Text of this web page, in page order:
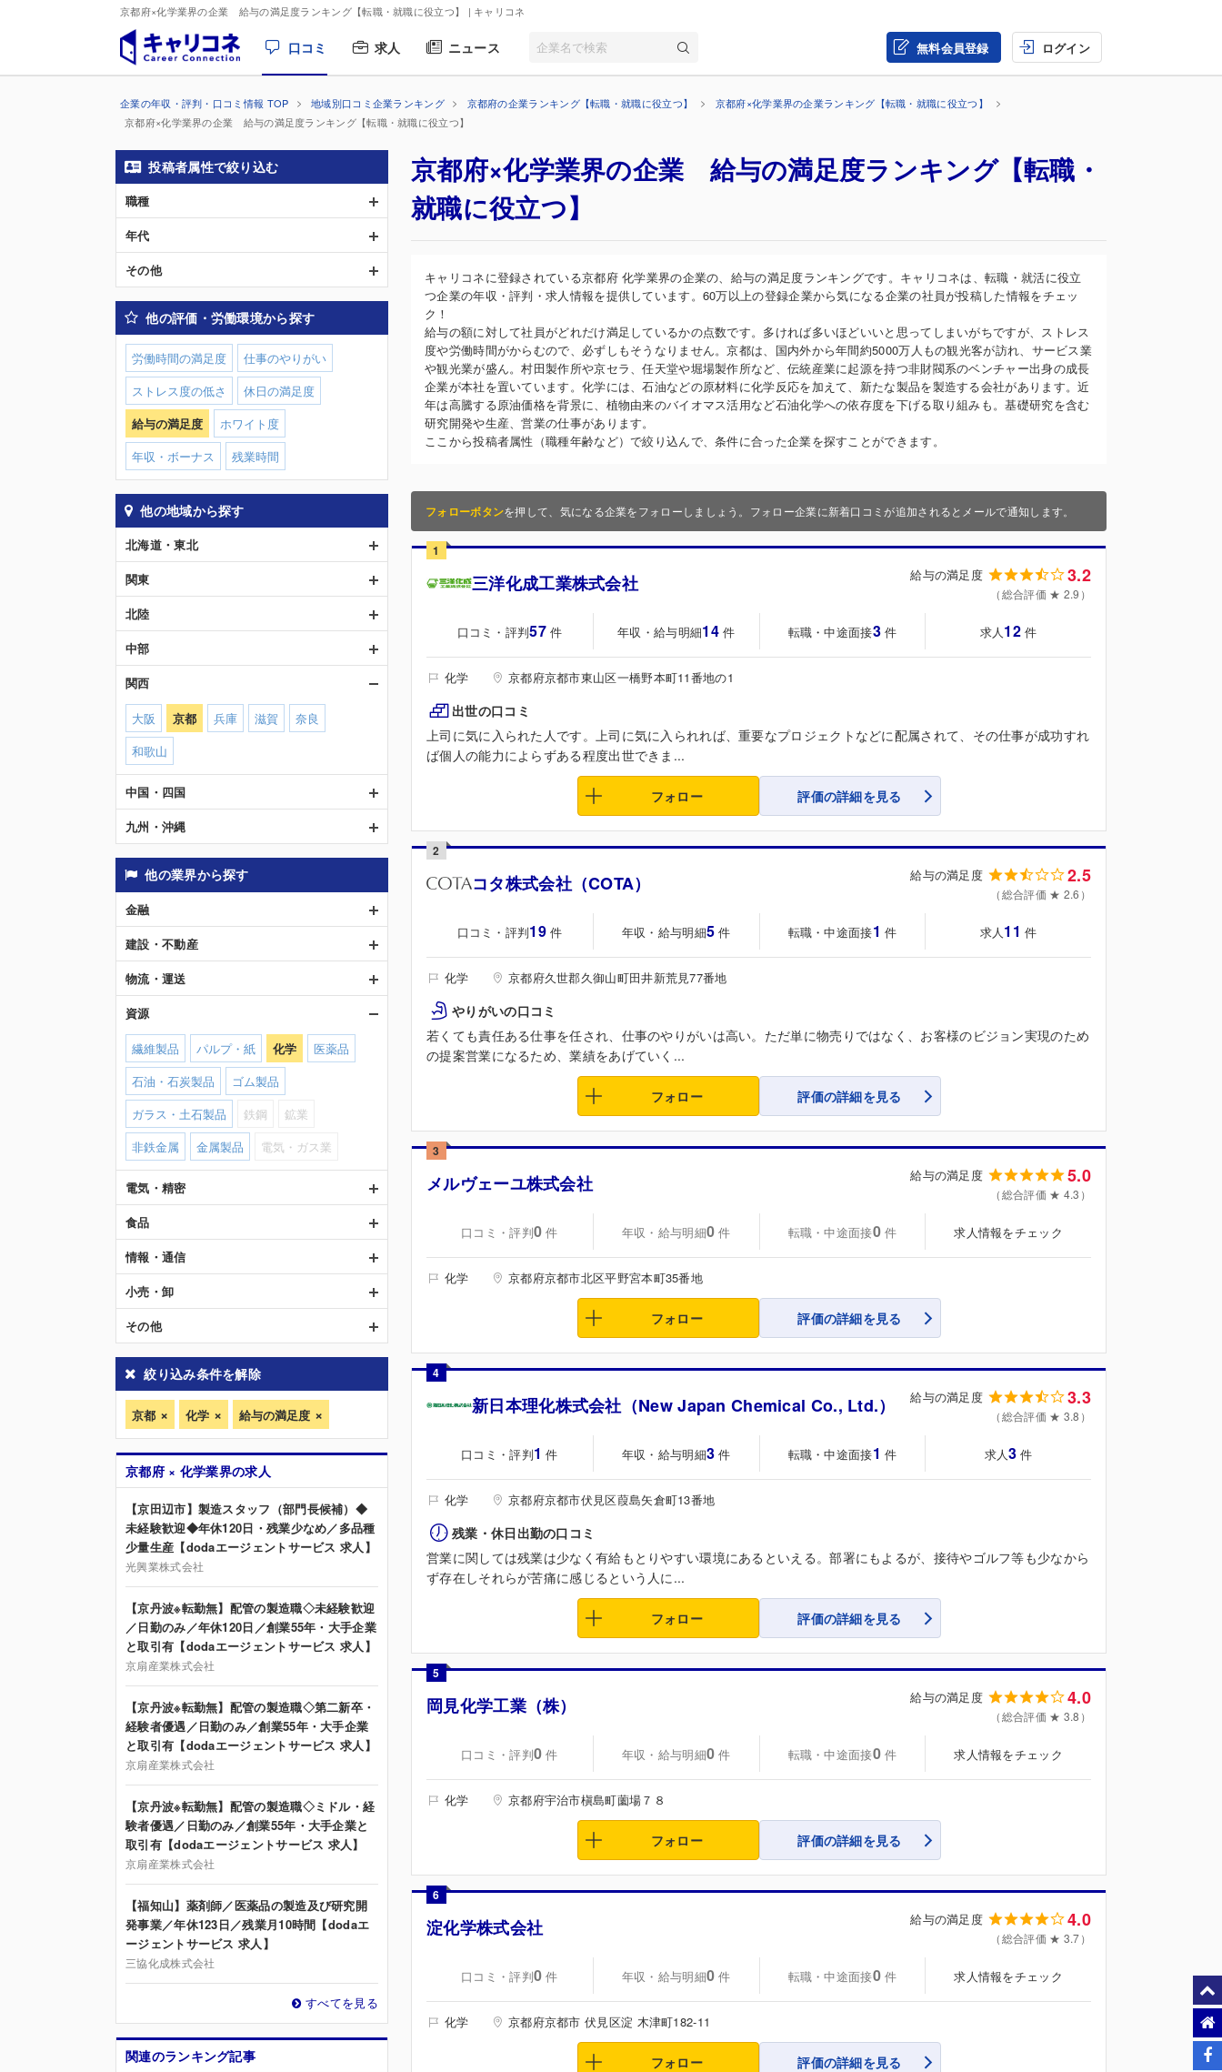
京都府×化学業界の企業 給与の満足度ランキング【転職・就職に役立つ】 | キャリコネ
口コミ 求人 ニュース 無料会員登録 ログイン
企業の年収・評判・口コミ情報 TOP 地域別口コミ企業ランキング 京都府の企業ランキング【転職・就職に役立つ】
京都府×化学業界の企業ランキング【転職・就職に役立つ】
京都府×化学業界の企業 給与の満足度ランキング【転職・就職に役立つ】
京都府×化学業界の企業 給与の満足度ランキング【転職・
就職に役立つ】
キャリコネに登録されている京都府 化学業界の企業の、給与の満足度ランキングです。キャリコネは、転職・就活に役立
つ企業の年収・評判・求人情報を提供しています。60万以上の登録企業から気になる企業の社員が投稿した情報をチェッ
ク！
給与の額に対して社員がどれだけ満足しているかの点数です。多ければ多いほどいいと思ってしまいがちですが、ストレス
度や労働時間がからむので、必ずしもそうなりません。京都は、国内外から年間約5000万人もの観光客が訪れ、サービス業
や観光業が盛ん。村田製作所や京セラ、任天堂や堀場製作所など、伝統産業に起源を持つ非財閥系のベンチャー出身の成長
企業が本社を置いています。化学には、石油などの原材料に化学反応を加えて、新たな製品を製造する会社があります。近
年は高騰する原油価格を背景に、植物由来のバイオマス活用など石油化学への依存度を下げる取り組みも。基礎研究を含む
研究開発や生産、営業の仕事があります。
ここから投稿者属性（職種年齢など）で絞り込んで、条件に合った企業を探すことができます。
フォローボタンを押して、気になる企業をフォローしましょう。フォロー企業に新着口コミが追加されるとメールで通知します。
1
三洋化成工業株式会社 給与の満足度 3.2
（総合評価 ★ 2.9）
口コミ・評判57 件 年収・給与明細14 件 転職・中途面接3 件 求人 12 件
化学 京都府京都市東山区一橋野本町11番地の1
出世の口コミ
上司に気に入られた人です。上司に気に入られれば、重要なプロジェクトなどに配属されて、その仕事が成功すれ
ば個人の能力によらずある程度出世できま...
フォロー 評価の詳細を見る
2
コタ株式会社（COTA） 給与の満足度 2.5
（総合評価 ★ 2.6）
口コミ・評判19 件 年収・給与明細5 件 転職・中途面接1 件 求人 11 件
化学 京都府久世郡久御山町田井新荒見77番地
やりがいの口コミ
若くても責任ある仕事を任され、仕事のやりがいは高い。ただ単に物売りではなく、お客様のビジョン実現のため
の提案営業になるため、業績をあげていく...
フォロー 評価の詳細を見る
3
メルヴェーユ株式会社 給与の満足度 5.0
（総合評価 ★ 4.3）
口コミ・評判0 件 年収・給与明細0 件 転職・中途面接0 件 求人情報をチェック
化学 京都府京都市北区平野宮本町35番地
フォロー 評価の詳細を見る
4
新日本理化株式会社（New Japan Chemical Co., Ltd.） 給与の満足度 3.3
（総合評価 ★ 3.8）
口コミ・評判1 件 年収・給与明細3 件 転職・中途面接1 件 求人3 件
化学 京都府京都市伏見区葭島矢倉町13番地
残業・休日出勤の口コミ
営業に関しては残業は少なく有給もとりやすい環境にあるといえる。部署にもよるが、接待やゴルフ等も少なから
ず存在しそれらが苦痛に感じるという人に...
フォロー 評価の詳細を見る
5
岡見化学工業（株） 給与の満足度 4.0
（総合評価 ★ 3.8）
口コミ・評判0 件 年収・給与明細0 件 転職・中途面接0 件 求人情報をチェック
化学 京都府宇治市槇島町薗場７８
フォロー 評価の詳細を見る
6
淀化学株式会社 給与の満足度 4.0
（総合評価 ★ 3.7）
口コミ・評判0 件 年収・給与明細0 件 転職・中途面接0 件 求人情報をチェック
化学 京都府京都市 伏見区淀 木津町182-11
フォロー 評価の詳細を見る
投稿者属性で絞り込む
職種
年代
その他
他の評価・労働環境から探す
労働時間の満足度
仕事のやりがい
ストレス度の低さ
休日の満足度
給与の満足度
ホワイト度
年収・ボーナス
残業時間
他の地域から探す
北海道・東北
関東
北陸
中部
関西
大阪 京都 兵庫 滋賀
奈良
和歌山
中国・四国
九州・沖縄
他の業界から探す
金融
建設・不動産
物流・運送
資源
繊維製品 パルプ・紙 化学
医薬品
石油・石炭製品
ゴム製品
ガラス・土石製品
鉄鋼
鉱業
非鉄金属
金属製品 電気・ガス業
電気・精密
食品
情報・通信
小売・卸
その他
絞り込み条件を解除
京都 化学 給与の満足度
京都府 × 化学業界の求人
【京田辺市】製造スタッフ（部門長候補）◆
未経験歓迎◆年休120日・残業少なめ／多品種
少量生産【dodaエージェントサービス 求人】
光興業株式会社
【京丹波※転勤無】配管の製造職◇未経験歓迎
／日勤のみ／年休120日／創業55年・大手企業
と取引有【dodaエージェントサービス 求人】
京扇産業株式会社
【京丹波※転勤無】配管の製造職◇第二新卒・
経験者優遇／日勤のみ／創業55年・大手企業
と取引有【dodaエージェントサービス 求人】
京扇産業株式会社
【京丹波※転勤無】配管の製造職◇ミドル・経
験者優遇／日勤のみ／創業55年・大手企業と
取引有【dodaエージェントサービス 求人】
京扇産業株式会社
【福知山】薬剤師／医薬品の製造及び研究開
発事業／年休123日／残業月10時間【dodaエ
ージェントサービス 求人】
三協化成株式会社
すべてを見る
関連のランキング記事